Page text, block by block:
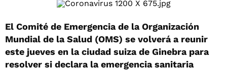
El Comité de Emergencia de la Organización
Mundial de la Salud (OMS) se volverá a reunir
este jueves en la ciudad suiza de Ginebra para
resolver si declara la emergencia sanitaria